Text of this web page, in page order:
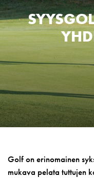
Golf on erinomainen
mukava pelata tuttujen